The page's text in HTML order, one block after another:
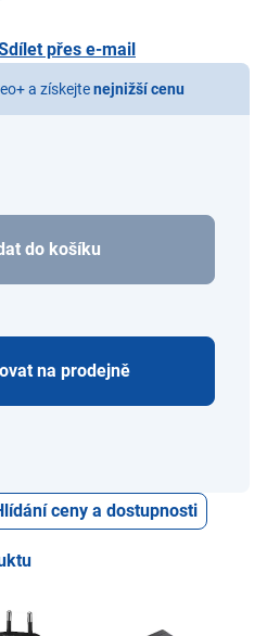
přes e-mail
a získejtenejnižší cenu
do košíku
na prodejně
ceny a dostupnosti